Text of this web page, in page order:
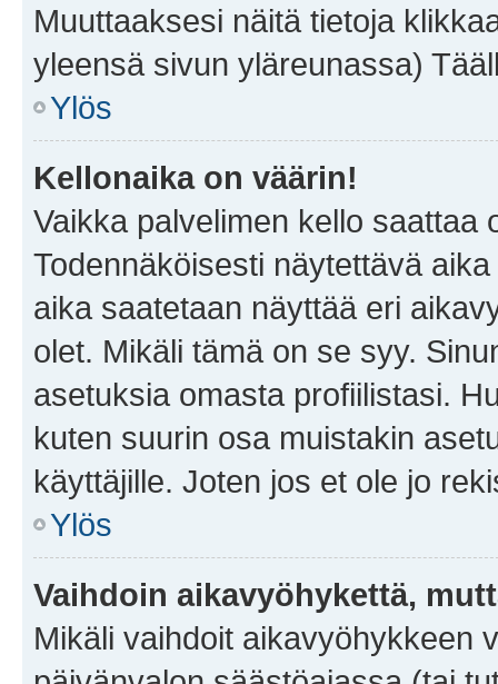
Muuttaaksesi näitä tietoja
yleensä sivun yläreunassa)
Ylös
Kellonaika on väärin!
Vaikka palvelimen kello saattaa
Todennäköisesti näytettävä
aika saatetaan näyttää eri
olet. Mikäli tämä on se syy.
asetuksia omasta profiilistasi.
kuten suurin osa muistakin
käyttäjille. Joten jos et ole jo
Ylös
Vaihdoin aikavyöhykettä,
Mikäli vaihdoit aikavyöhykkeen